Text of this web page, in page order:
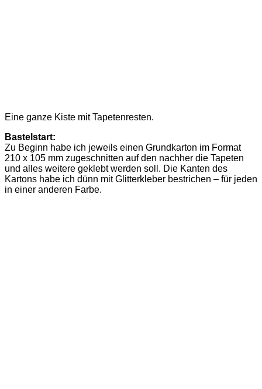
Eine ganze Kiste mit Tapetenresten.
Bastelstart:
Zu Beginn habe ich jeweils einen Grundkarton im Format
210 x 105 mm zugeschnitten auf den nachher die Tapeten
und alles weitere geklebt werden soll. Die Kanten des
Kartons habe ich dünn mit Glitterkleber bestrichen – für jeden
in einer anderen Farbe.